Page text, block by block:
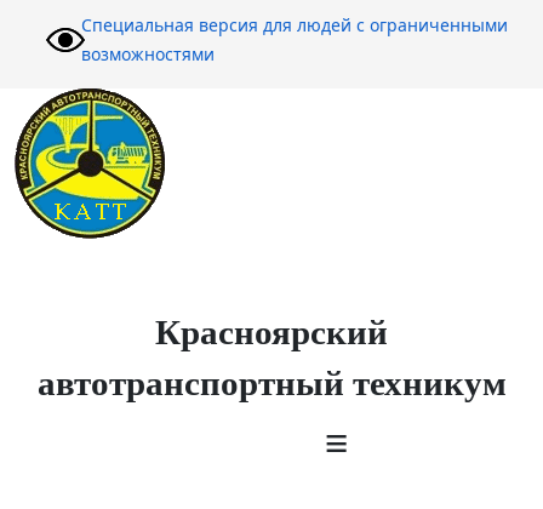
Специальная версия для людей с ограниченными
возможностями
Красноярский
автотранспортный техникум
≡